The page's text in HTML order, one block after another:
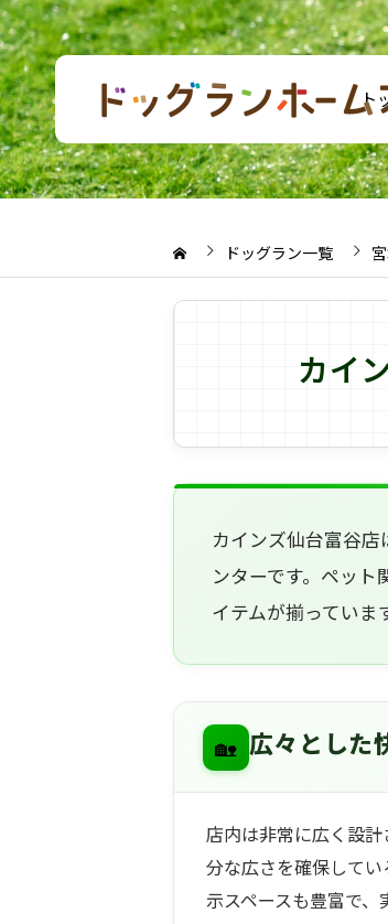
ト
ドッグラン一覧
カイ
カインズ仙台富谷
ンターです。ペッ
イテムが揃っていま
🏡 広々とした
店内は非常に広く設
分な広さを確保して
示スペースも豊富で、